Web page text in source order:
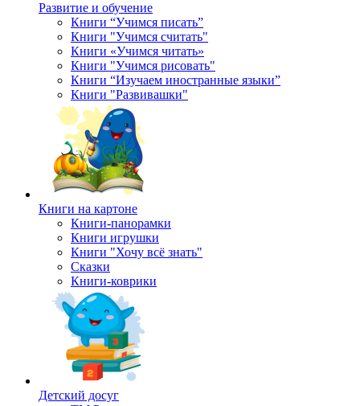
Развитие и обучение
Книги “Учимся писать”
Книги "Учимся считать"
Книги «Учимся читать»
Книги "Учимся рисовать"
Книги “Изучаем иностранные языки”
Книги "Развивашки"
Книги на картоне
Книги-панорамки
Книги игрушки
Книги "Хочу всё знать"
Сказки
Книги-коврики
Детский досуг